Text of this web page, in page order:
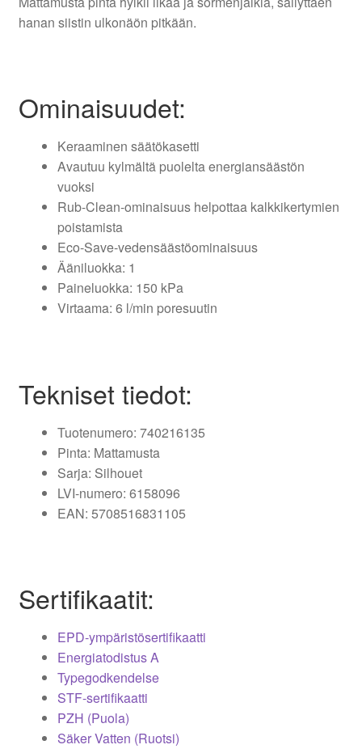
hanan siistin ulkonäön pitkään.
Ominaisuudet:
Keraaminen säätökasetti
Avautuu kylmältä puolelta energiansäästön
vuoksi
Rub-Clean-ominaisuus helpottaa kalkkikertymien
poistamista
Eco-Save-vedensäästöominaisuus
Ääniluokka: 1
Paineluokka: 150 kPa
Virtaama: 6 l/min poresuutin
Tekniset tiedot:
Tuotenumero: 740216135
Pinta: Mattamusta
Sarja: Silhouet
LVI-numero: 6158096
EAN: 5708516831105
Sertifikaatit:
EPD-ympäristösertifikaatti
Energiatodistus A
Typegodkendelse
STF-sertifikaatti
PZH (Puola)
Säker Vatten (Ruotsi)